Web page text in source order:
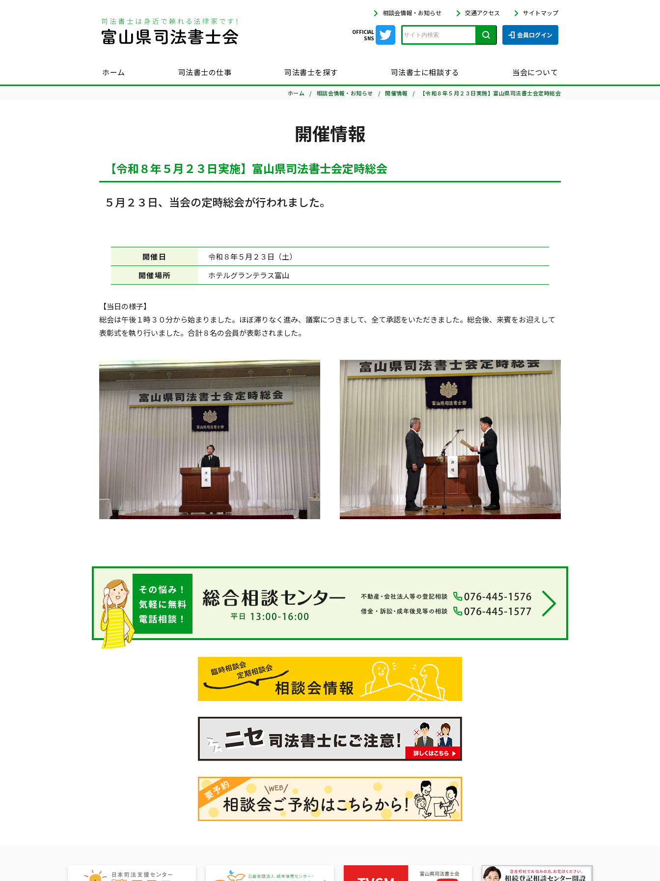
相談会情報・お知らせ 交通アクセス サイトマップ
OFFICIAL
SNS
会員ログイン
ホーム 司法書士の仕事 司法書士を探す 司法書士に相談する 当会について
ホーム 相談会情報・お知らせ 開催情報 【令和８年５月２３日実施】富山県司法書士会定時総会
開催情報
【令和８年５月２３日実施】富山県司法書士会定時総会
５月２３日、当会の定時総会が行われました。
開催日
令和８年５月２３日（土）
開催場所
ホテルグランテラス富山
【当日の様子】
総会は午後１時３０分から始まりました。ほぼ滞りなく進み、議案につきまして、全て承認をいただきました。総会後、来賓をお迎えして
表彰式を執り行いました。合計８名の会員が表彰されました。